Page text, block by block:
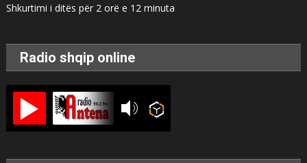
Shkurtimi i ditës për 2 orë e 12 minuta
Radio shqip online